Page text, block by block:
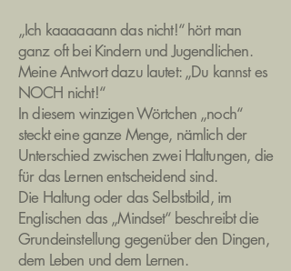
„Ich kaaaaaann das nicht!“ hört man
ganz oft bei Kindern und Jugendlichen.
Meine Antwort dazu lautet: „Du kannst es
NOCH nicht!“
In diesem winzigen Wörtchen „noch“
steckt eine ganze Menge, nämlich der
Unterschied zwischen zwei Haltungen, die
für das Lernen entscheidend sind.
Die Haltung oder das Selbstbild, im
Englischen das „Mindset“ beschreibt die
Grundeinstellung gegenüber den Dingen,
dem Leben und dem Lernen.